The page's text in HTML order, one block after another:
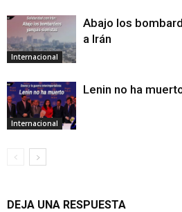
Internacional
Abajo los
a Irán
Internacional
Lenin no ha
DEJA UNA RESPUESTA